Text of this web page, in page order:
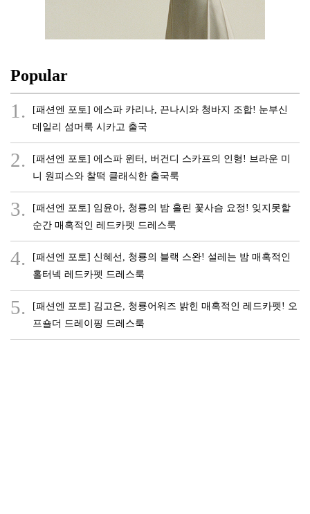
Popular
1.
[패션엔 포토] 에스파 카리나, 끈나시와 청바지 조합! 눈부신
데일리 섬머룩 시카고 출국
2.
[패션엔 포토] 에스파 윈터, 버건디 스카프의 인형! 브라운 미
니 원피스와 찰떡 클래식한 출국룩
3.
[패션엔 포토] 임윤아, 청룡의 밤 홀린 꽃사슴 요정! 잊지못할
순간 매혹적인 레드카펫 드레스룩
4.
[패션엔 포토] 신혜선, 청룡의 블랙 스완! 설레는 밤 매혹적인
홀터넥 레드카펫 드레스룩
5.
[패션엔 포토] 김고은, 청룡어워즈 밝힌 매혹적인 레드카펫! 오
프숄더 드레이핑 드레스룩